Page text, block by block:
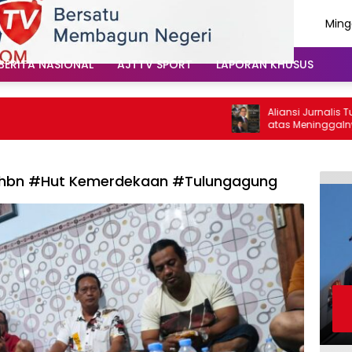
NASIONAL AJTTV SPORT LAPORAN KHUSUS
Aliansi Jurnalis
atas Meninggalnya
Santoso: “Beliau
#Hut Kemerdekaan #Tulungagung